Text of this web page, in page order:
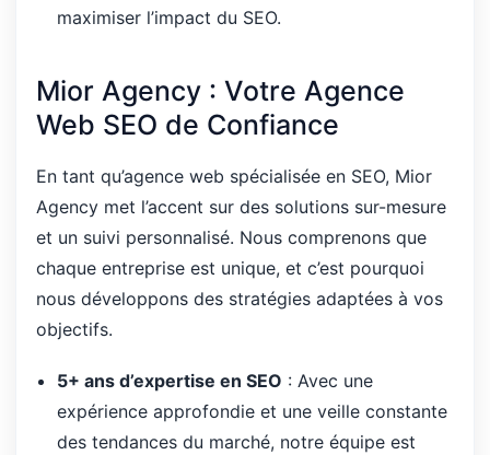
maximiser l’impact du SEO.
Mior Agency : Votre Agence
Web SEO de Confiance
En tant qu’agence web spécialisée en SEO, Mior
Agency met l’accent sur des solutions sur-mesure
et un suivi personnalisé. Nous comprenons que
chaque entreprise est unique, et c’est pourquoi
nous développons des stratégies adaptées à vos
objectifs.
5+ ans d’expertise en SEO : Avec une
expérience approfondie et une veille constante
des tendances du marché, notre équipe est